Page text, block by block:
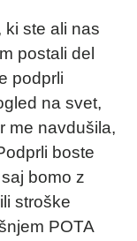
ste ali nas
postali del
podprli
na svet,
me navdušila,
boste
saj bomo z
stroške
POTA